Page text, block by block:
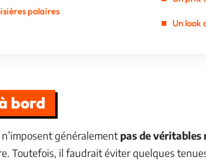
polaires
Un look
bord
généralement pas de véritables
Toutefois, il faudrait éviter quelques